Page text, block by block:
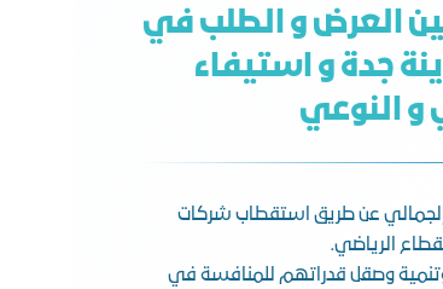
العرض و الطلب في
جدة و استيفاء
و النوعي
عن طريق استقطاب شركات
الرياضي.
وصقل قدراتهم للمنافسة في